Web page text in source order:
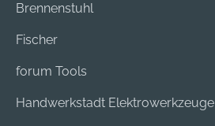
Brennenstuhl
Fischer
forum Tools
Handwerkstadt Elektrowerkzeuge